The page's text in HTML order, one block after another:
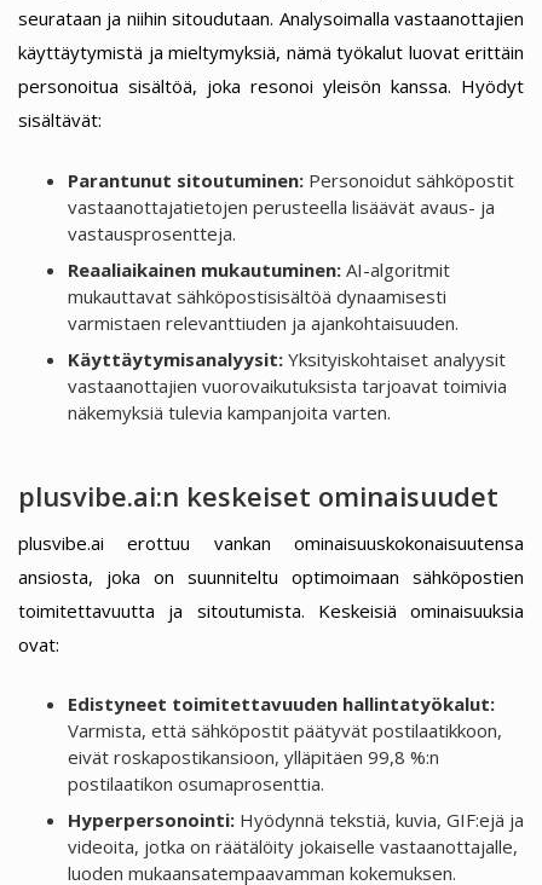
seurataan ja niihin sitoudutaan. Analysoimalla vastaanottajien
käyttäytymistä ja mieltymyksiä, nämä työkalut luovat erittäin
personoitua sisältöä, joka resonoi yleisön kanssa. Hyödyt
sisältävät:
Parantunut sitoutuminen:Personoidut sähköpostit
vastaanottajatietojen perusteella lisäävät avaus- ja
vastausprosentteja.
Reaaliaikainen mukautuminen:AI-algoritmit
mukauttavat sähköpostisisältöä dynaamisesti
varmistaen relevanttiuden ja ajankohtaisuuden.
Käyttäytymisanalyysit:Yksityiskohtaiset analyysit
vastaanottajien vuorovaikutuksista tarjoavat toimivia
näkemyksiä tulevia kampanjoita varten.
plusvibe.ai:n keskeiset ominaisuudet
plusvibe.ai erottuu vankan ominaisuuskokonaisuutensa
ansiosta, joka on suunniteltu optimoimaan sähköpostien
toimitettavuutta ja sitoutumista. Keskeisiä ominaisuuksia
ovat:
Edistyneet toimitettavuuden hallintatyökalut:
Varmista, että sähköpostit päätyvät postilaatikkoon,
eivät roskapostikansioon, ylläpitäen 99,8 %:n
postilaatikon osumaprosenttia.
Hyperpersonointi:Hyödynnä tekstiä, kuvia, GIF:ejä ja
videoita, jotka on räätälöity jokaiselle vastaanottajalle,
luoden mukaansatempaavamman kokemuksen.